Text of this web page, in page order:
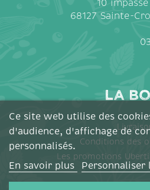
Ce site web utilise des
d'audience, d'affichage de
personnalisés.
En savoir plus
Personnaliser
10
68127 Sainte-
La
Conditions des
Les promotions